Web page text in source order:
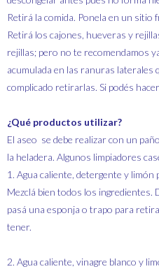
Retirá la comida. Ponela en un sitio
Retirá los cajones, hueveras y
rejillas; pero no te recomendamos
acumulada en las ranuras laterales
complicado retirarlas. Si podés
¿Qué productos utilizar?
El aseo se debe realizar con un
la heladera. Algunos limpiadores
1. Agua caliente, detergente y
Mezclá bien todos los
pasá una esponja o trapo para
tener.
2. Agua caliente, vinagre blanco y